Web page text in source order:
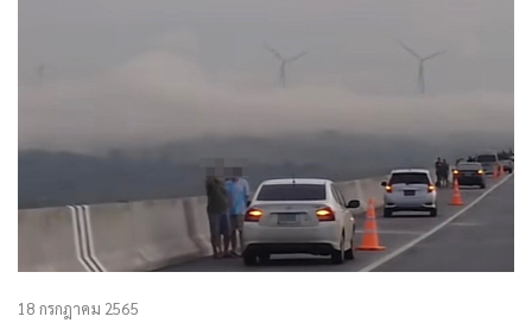
18 กรกฎาคม 2565